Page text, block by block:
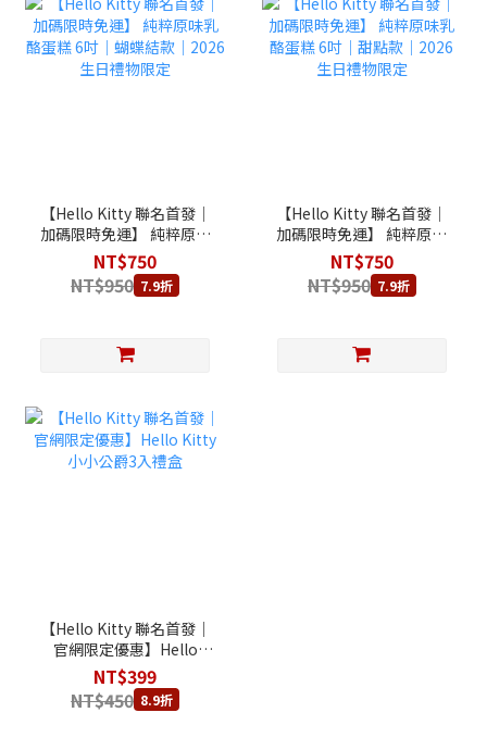
【Hello Kitty 聯名首發│
加碼限時免運】 純粹原味
乳酪蛋糕 6吋｜蝴蝶結款
｜2026 生日禮物限定
NT$750
NT$950 7.9折
【Hello Kitty 聯名首發│
加碼限時免運】 純粹原味
乳酪蛋糕 6吋｜甜點款｜
2026 生日禮物限定
NT$750
NT$950 7.9折
【Hello Kitty 聯名首發｜
官網限定優惠】Hello
Kitty 小小公爵3入禮盒
NT$399
NT$450 8.9折